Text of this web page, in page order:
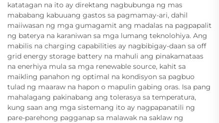
katatagan na ito ay direktang nagbubunga ng mas
mababang kabuuang gastos sa pagmamay-ari, dahil
maiiwasan ng mga gumagamit ang madalas na pagpapalit
ng baterya na karaniwan sa mga lumang teknolohiya. Ang
mabilis na charging capabilities ay nagbibigay-daan sa off
grid energy storage battery na mahuli ang pinakamataas
na enerhiya mula sa mga renewable source, kahit sa
maikling panahon ng optimal na kondisyon sa pagbuo
tulad ng maaraw na hapon o mapulin gabing oras. Isa pang
mahalagang pakinabang ang tolerasya sa temperatura,
kung saan ang mga sistemang ito ay nagpapanatili ng
pare-parehong pagganap sa malawak na saklaw ng